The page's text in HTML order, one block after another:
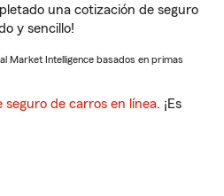
una cotización de seguro
y sencillo!
Market Intelligence basados en primas
seguro de carros en línea. ¡Es